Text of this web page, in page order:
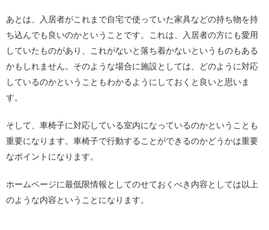
あとは、入居者がこれまで自宅で使っていた家具などの持ち物を持
ち込んでも良いのかということです。これは、入居者の方にも愛用
していたものがあり、これがないと落ち着かないというものもある
かもしれません。そのような場合に施設としては、どのように対応
しているのかということもわかるようにしておくと良いと思いま
す。
そして、車椅子に対応している室内になっているのかということも
重要になります。車椅子で行動することができるのかどうかは重要
なポイントになります。
ホームページに最低限情報としてのせておくべき内容としては以上
のような内容ということになります。